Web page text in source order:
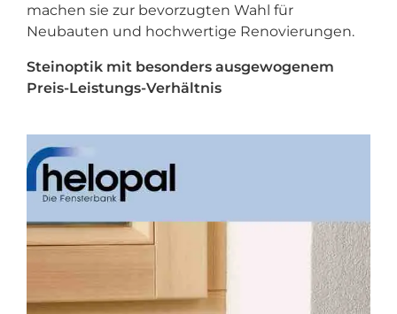
machen sie zur bevorzugten Wahl für
Neubauten und hochwertige Renovierungen.
Steinoptik mit besonders ausgewogenem
Preis-Leistungs-Verhältnis